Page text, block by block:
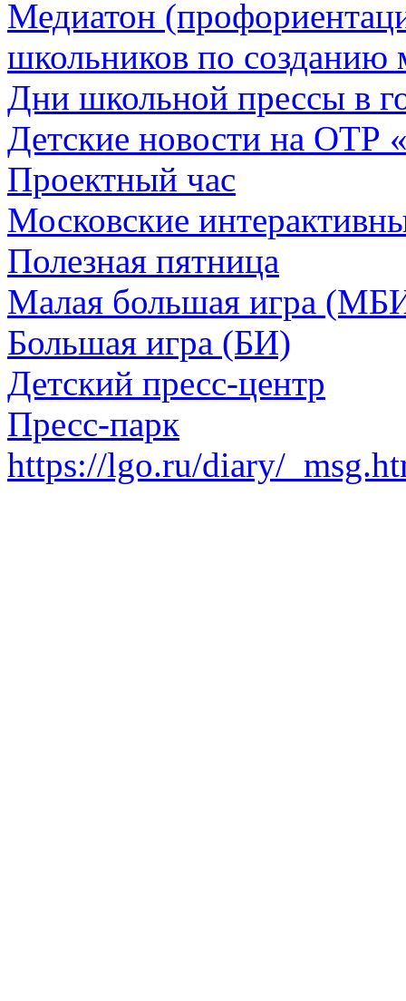
Медиатон
школьников по созданию
Дни школьной прессы в
Детские новости на ОТР
Проектный час
Московские
Полезная пятница
Малая большая игра
Большая игра (БИ)
Детский пресс-центр
Пресс-парк
https://lgo.ru/diary/